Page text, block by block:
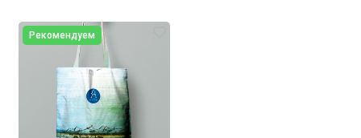
Рекомендуем